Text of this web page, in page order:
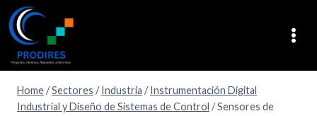
Home/Sectores / Industria / Instrumentación Digital
Industrial y Diseño de Sistemas de Control /Sensores de